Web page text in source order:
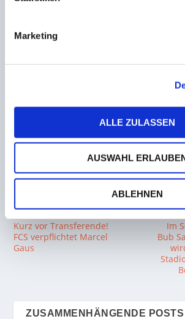
Marketing
ALLE ZULASSEN
AUSWAHL
ABLEHNEN
Simon Geiger und Niklas Stenger.
VIELEN DANK AN DEN SV
HERVORRAGENDE ZUSAMMENARBEIT!
AKTIE:
Kurz vor Transferende!
FCS verpflichtet Marcel
Gaus
Im
Bub
ZUSAMMENHÄNGENDE POSTS